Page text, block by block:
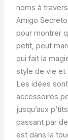
noms à
Amigo
pour montrer
petit, peut
qui fait la
style de vie et
Les idées
accessoires
jusqu’aux
passant par
est dans la